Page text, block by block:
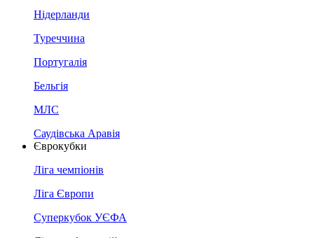
Нідерланди
Туреччина
Португалія
Бельгія
МЛС
Саудівська Аравія
Єврокубки
Ліга чемпіонів
Ліга Європи
Суперкубок УЄФА